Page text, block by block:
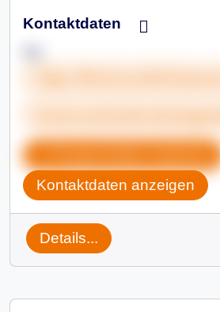
Kontaktdaten
Kontaktdaten anzeigen
Details...